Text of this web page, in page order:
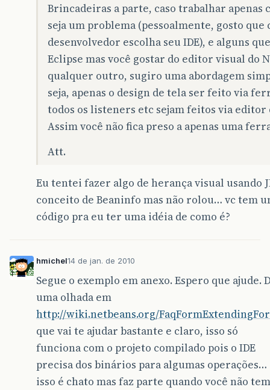
Brincadeiras a parte, caso trabalhar apenas
seja um problema (pessoalmente, gosto que
desenvolvedor escolha seu IDE), e alguns
Eclipse mas você gostar do editor visual do
qualquer outro, sugiro uma abordagem
seja, apenas o design de tela ser feito via
todos os listeners etc sejam feitos via editor
Assim você não fica preso a apenas uma
Att.
Eu tentei fazer algo de herança visual usando
conceito de Beaninfo mas não rolou… vc tem
código pra eu ter uma idéia de como é?
hmichel14 de jan. de 2010
Segue o exemplo em anexo. Espero que ajude.
uma olhada em
http://wiki.netbeans.org/
que vai te ajudar bastante e claro, isso só
funciona com o projeto compilado pois o IDE
precisa dos binários para algumas operações…
isso é chato mas faz parte quando você não tem